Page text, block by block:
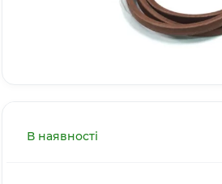
В наявності